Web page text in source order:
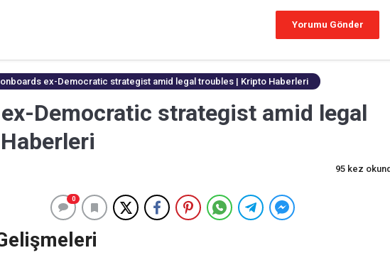
onboards ex-Democratic strategist amid legal troubles | Kripto Haberleri
Democratic strategist amid legal
95 kez
0